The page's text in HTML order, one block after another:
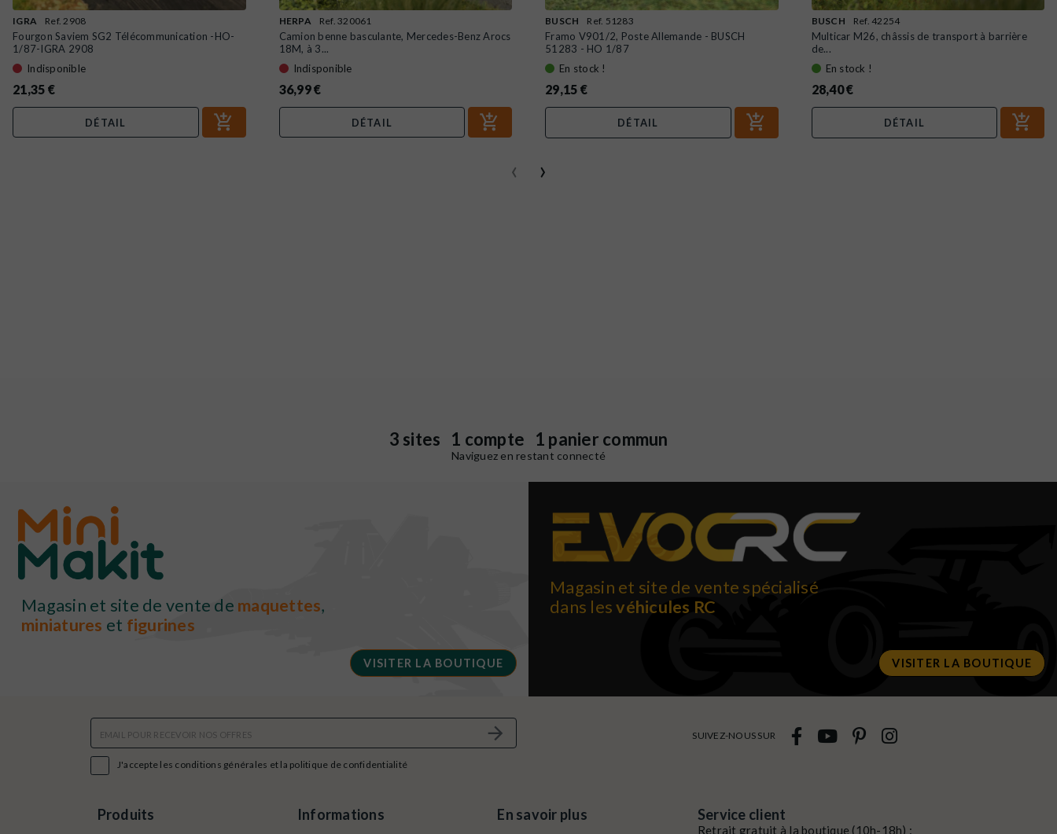
IGRA Ref. 2908
Fourgon Saviem SG2 Télécommunication -HO-
1/87-IGRA 2908
Indisponible
21,35 €
DÉTAIL
HERPA Ref. 320061
Camion benne basculante, Mercedes-Benz Arocs
18M, à 3...
Indisponible
36,99 €
DÉTAIL
BUSCH Ref. 51283
Framo V901/2, Poste Allemande - BUSCH
51283 - HO 1/87
En stock !
29,15 €
DÉTAIL
BUSCH Ref. 42254
Multicar M26, châssis de transport à barrière
de...
En stock !
28,40 €
DÉTAIL
‹ ›
3 sites 1 compte 1 panier commun
Naviguez en restant connecté
Magasin et site de vente de maquettes,
miniatures et figurines
VISITER LA BOUTIQUE
Magasin et site de vente spécialisé
dans lesvéhicules RC
VISITER LA BOUTIQUE
J'accepte les conditions générales et la politique de confidentialité
SUIVEZ-NOUS SUR
Produits Informations En savoir plus Service client
Retrait gratuit à la boutique (10h-18h) :